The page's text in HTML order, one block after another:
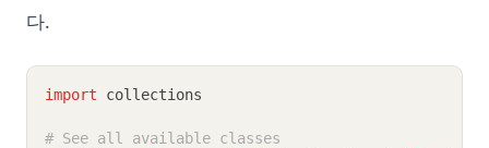
다.
import collections
# See all available classes